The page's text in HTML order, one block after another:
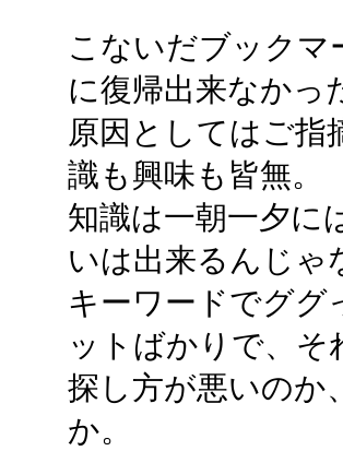
こないだブックマ
に復帰出来なかっ
原因としてはご指
識も興味も皆無。
知識は一朝一夕に
いは出来るんじゃ
キーワードでググ
ットばかりで、そ
探し方が悪いのか
か。